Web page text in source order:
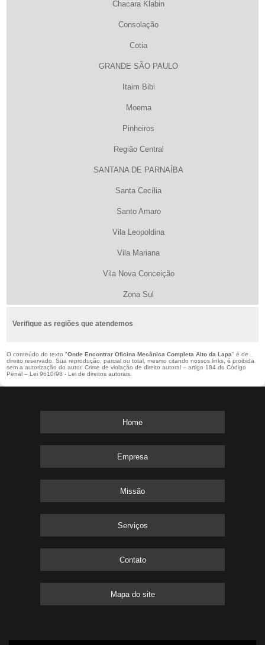
Chacara Klabin
Consolação
Cotia
GRANDE SÃO PAULO
Itaim Bibi
Moema
Pinheiros
Região Central
SANTANA DE PARNAÍBA
Santa Cecília
Santo Amaro
Vila Leopoldina
Vila Mariana
Vila Nova Conceição
Zona Sul
Verifique as regiões que atendemos
O conteúdo do texto "Onde Encontrar Oficina Mecânica Completa Alto da Lapa" é de
direito reservado. Sua reprodução, parcial ou total, mesmo citando nossos links, é proibida
sem a autorização do autor. Crime de violação de direito autoral – artigo 184 do Código
Penal – Lei 9610/98 - Lei de direitos autorais.
Home
Empresa
Missão
Serviços
Contato
Mapa do site